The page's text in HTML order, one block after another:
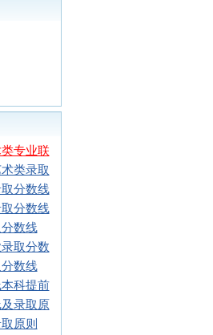
专业联
类录取
分数线
分数线
数线
取分数
数线
科提前
录取原
原则